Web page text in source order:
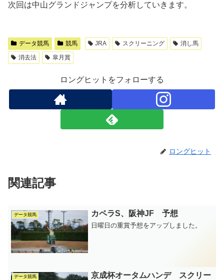
次回は中山グランドジャンプを分析していきます。
データ競馬 競馬 JRA スクリーニング
消し馬
消去法
皐月賞
ロングヒットをフォローする
ロングヒット
関連記事
データ競馬 カペラS、阪神JF 予想
日曜日の重賞予想をアップしました。
データ競馬
京成杯オータムハンデ スクリー